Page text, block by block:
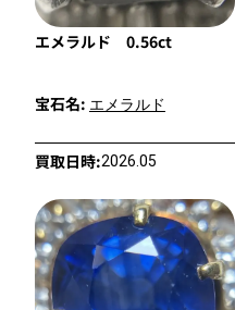
エメラルド 0.56ct
宝石名: エメラルド
買取日時:2026.05